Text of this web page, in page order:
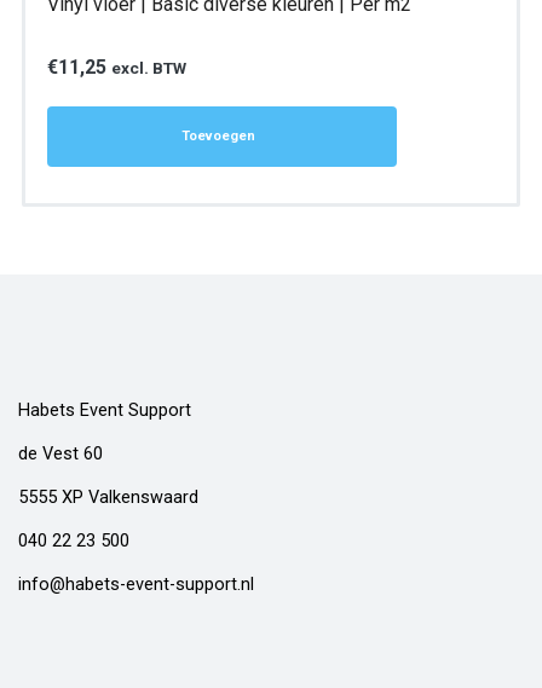
€11,25 excl. BTW
Toevoegen
Habets Event Support
de Vest 60
5555 XP Valkenswaard
040 22 23 500
info@habets-event-support.nl